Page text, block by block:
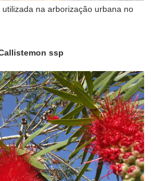
na arborização urbana no
ssp